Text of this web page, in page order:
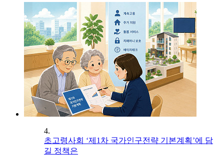
4.
초고령사회 ‘제1차 국가인구전략 기본계획’에 담
길 정책은